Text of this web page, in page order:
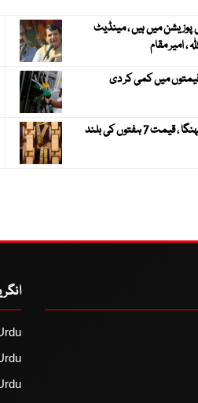
میں ہیں ، مینڈیٹ
، امیر مقام
میں کمی کر دی
عالمی مارکیٹ میں سونا مزید مہنگا ، قیمت 7 ہفتوں کی بلند